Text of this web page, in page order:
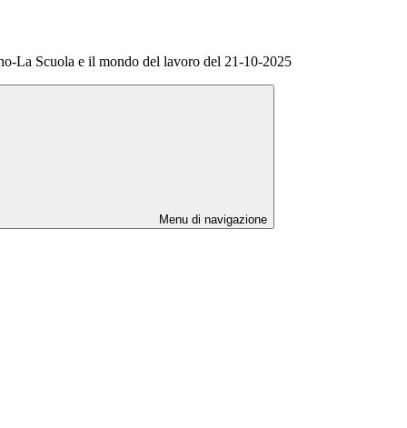
La Scuola e il mondo del lavoro del 21-10-2025
Menu di navigazione